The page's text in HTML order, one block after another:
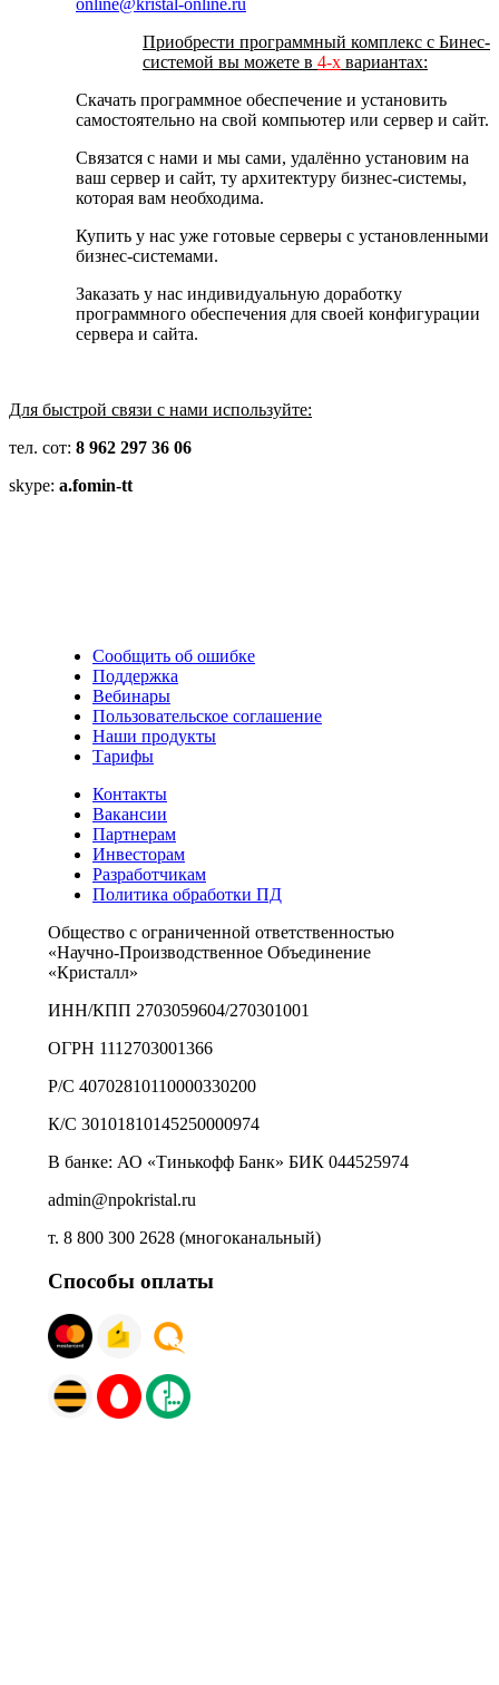
online@kristal-online.ru
Приобрести программный комплекс с Бинес-
системой вы можете в 4-х вариантах:
Скачать программное обеспечение и установить
самостоятельно на свой компьютер или сервер и сайт.
Связатся с нами и мы сами, удалённо установим на
ваш сервер и сайт, ту архитектуру бизнес-системы,
которая вам необходима.
Купить у нас уже готовые серверы с установленными
бизнес-системами.
Заказать у нас индивидуальную доработку
программного обеспечения для своей конфигурации
сервера и сайта.
Для быстрой связи с нами используйте:
тел. сот: 8 962 297 36 06
skype: a.fomin-tt
Сообщить об ошибке
Поддержка
Вебинары
Пользовательское соглашение
Наши продукты
Тарифы
Контакты
Вакансии
Партнерам
Инвесторам
Разработчикам
Политика обработки ПД
Общество с ограниченной ответственностью
«Научно-Производственное Объединение
«Кристалл»
ИНН/КПП 2703059604/270301001
ОГРН 1112703001366
Р/С 40702810110000330200
К/С 30101810145250000974
В банке: АО «Тинькофф Банк» БИК 044525974
admin@npokristal.ru
т. 8 800 300 2628 (многоканальный)
Способы оплаты